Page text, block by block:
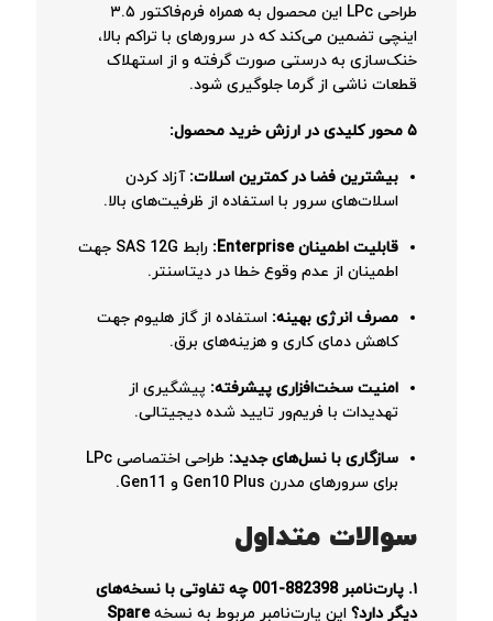
طراحی LPc این محصول به همراه فرم‌فاکتور ۳.۵
اینچی تضمین می‌کند که در سرورهای با تراکم بالا،
خنک‌سازی به درستی صورت گرفته و از استهلاک
قطعات ناشی از گرما جلوگیری شود.
۵ محور کلیدی در ارزش خرید محصول:
بیشترین فضا در کمترین اسلات: آزاد کردن
اسلات‌های سرور با استفاده از ظرفیت‌های بالا.
قابلیت اطمینان Enterprise:
رابط SAS 12G جهت
اطمینان از عدم وقوع خطا در دیتاسنتر.
مصرف انرژی بهینه: استفاده از گاز هلیوم جهت
کاهش دمای کاری و هزینه‌های برق.
امنیت سخت‌افزاری پیشرفته: پیشگیری از
تهدیدات با فریم‌ور تایید شده دیجیتالی.
سازگاری با نسل‌های جدید:
طراحی اختصاصی LPc
برای سرورهای مدرن Gen10 Plus و Gen11.
سوالات متداول
۱. پارت‌نامبر 882398-001 چه تفاوتی با نسخه‌های
دیگر دارد؟ این پارت‌نامبر مربوط به نسخهSpare